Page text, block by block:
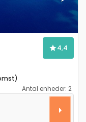
4,4
Antal enheder: 2
A-4463-a